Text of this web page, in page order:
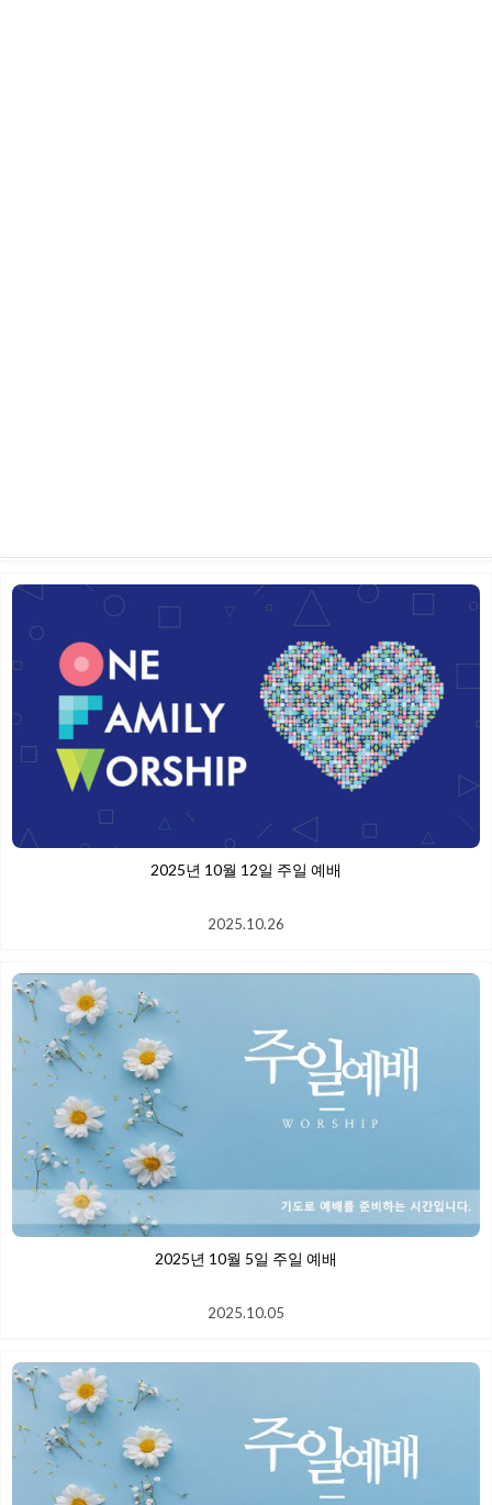
2025년 10월 12일 주일 예배
2025.10.26
2025년 10월 5일 주일 예배
2025.10.05